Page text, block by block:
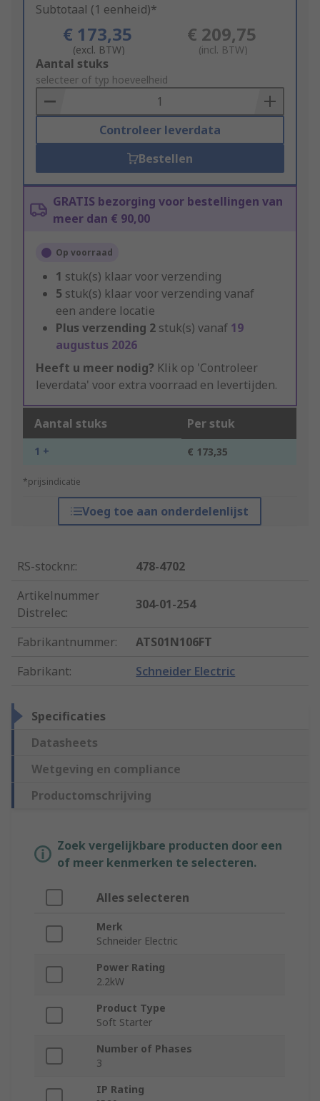
Subtotaal (1 eenheid)*
€ 173,35
(excl. BTW)
€ 209,75
(incl. BTW)
Add
to
Basket
Aantal stuks
selecteer of typ hoeveelheid
Controleer leverdata
Bestellen
GRATIS bezorging voor bestellingen van
meer dan € 90,00
Op voorraad
1 stuk(s) klaar voor verzending
5 stuk(s) klaar voor verzending vanaf
een andere locatie
Plus verzending 2 stuk(s) vanaf 19
augustus 2026
Heeft u meer nodig? Klik op 'Controleer
leverdata' voor extra voorraad en levertijden.
Aantal stuks Per stuk
1 + € 173,35
*prijsindicatie
Voeg toe aan onderdelenlijst
RS-stocknr.:
478-4702
Artikelnummer
Distrelec:
304-01-254
Fabrikantnummer:
ATS01N106FT
Fabrikant: Schneider Electric
Specificaties
Datasheets
Wetgeving en compliance
Productomschrijving
Zoek vergelijkbare producten door een
of meer kenmerken te selecteren.
Alles selecteren
Merk
Schneider Electric
Power Rating
2.2kW
Product Type
Soft Starter
Number of Phases
3
IP Rating